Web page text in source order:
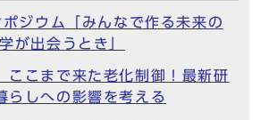
ジウム「みんなで作る未来の
が出会うとき」
こまで来た老化制御！最新研
らしへの影響を考える